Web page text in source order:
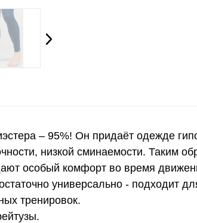
– 95%! Он придаёт одежде
низкой сминаемости. Таким
особый комфорт во время
универсально - подходит
тренировок.